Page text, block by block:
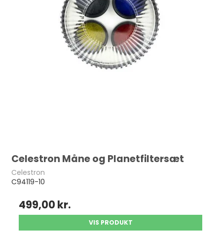
Celestron Måne og Planetfiltersæt
Celestron
C94119-10
499,00 kr.
VIS PRODUKT